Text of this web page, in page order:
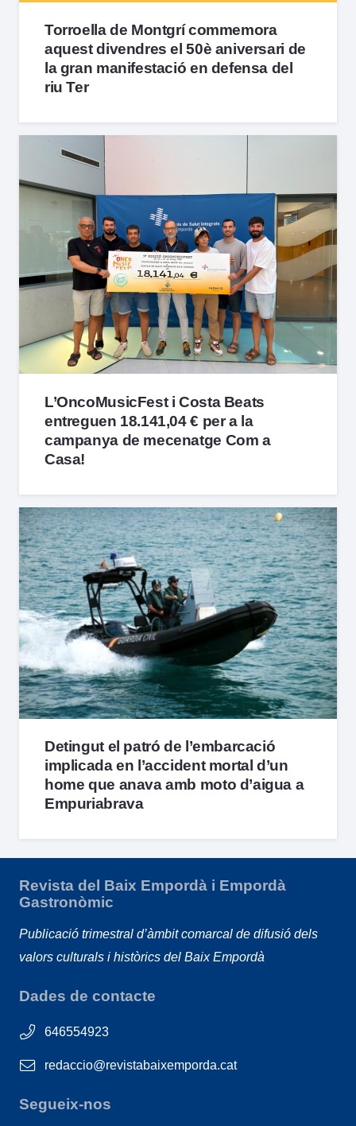
Torroella de Montgrí commemora
aquest divendres el 50è aniversari de
la gran manifestació en defensa del
riu Ter
L’OncoMusicFest i Costa Beats
entreguen 18.141,04 € per a la
campanya de mecenatge Com a
Casa!
Detingut el patró de l’embarcació
implicada en l’accident mortal d’un
home que anava amb moto d’aigua a
Empuriabrava
Revista del Baix Empordà i Empordà
Gastronòmic
Publicació trimestral d’àmbit comarcal de difusió dels
valors culturals i històrics del Baix Empordà
Dades de contacte
646554923
redaccio@revistabaixemporda.cat
Segueix-nos